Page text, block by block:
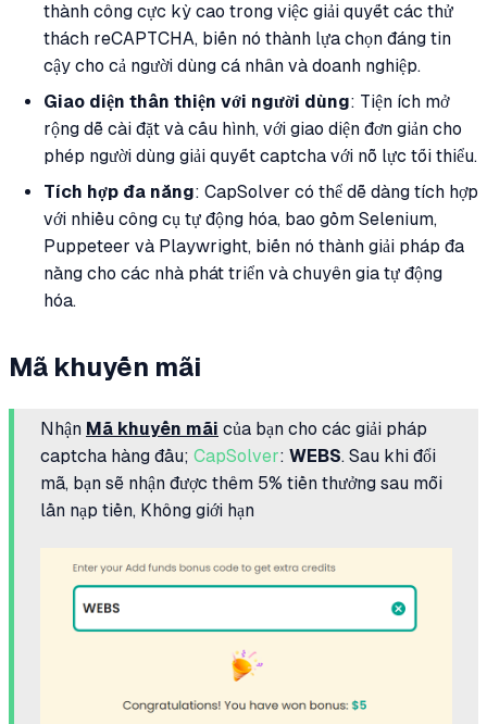
thành công cực kỳ cao trong việc giải quyết các thử
thách reCAPTCHA, biến nó thành lựa chọn đáng tin
cậy cho cả người dùng cá nhân và doanh nghiệp.
Giao diện thân thiện với người dùng: Tiện ích mở
rộng dễ cài đặt và cấu hình, với giao diện đơn giản cho
phép người dùng giải quyết captcha với nỗ lực tối thiểu.
Tích hợp đa năng: CapSolver có thể dễ dàng tích hợp
với nhiều công cụ tự động hóa, bao gồm Selenium,
Puppeteer và Playwright, biến nó thành giải pháp đa
năng cho các nhà phát triển và chuyên gia tự động
hóa.
Mã khuyến mãi
Nhận Mã khuyến mãi của bạn cho các giải pháp
captcha hàng đầu; CapSolver: WEBS. Sau khi đổi
mã, bạn sẽ nhận được thêm 5% tiền thưởng sau mỗi
lần nạp tiền, Không giới hạn